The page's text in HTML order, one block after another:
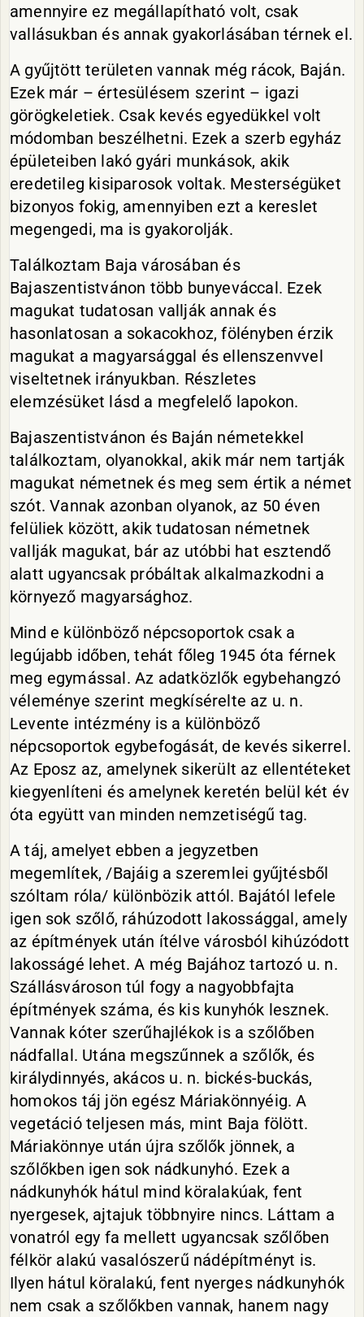
amennyire ez megállapítható volt, csak
vallásukban és annak gyakorlásában térnek el.
A gyűjtött területen vannak még rácok, Baján.
Ezek már – értesülésem szerint – igazi
görögkeletiek. Csak kevés egyedükkel volt
módomban beszélhetni. Ezek a szerb egyház
épületeiben lakó gyári munkások, akik
eredetileg kisiparosok voltak. Mesterségüket
bizonyos fokig, amennyiben ezt a kereslet
megengedi, ma is gyakorolják.
Találkoztam Baja városában és
Bajaszentistvánon több bunyeváccal. Ezek
magukat tudatosan vallják annak és
hasonlatosan a sokacokhoz, fölényben érzik
magukat a magyarsággal és ellenszenvvel
viseltetnek irányukban. Részletes
elemzésüket lásd a megfelelő lapokon.
Bajaszentistvánon és Baján németekkel
találkoztam, olyanokkal, akik már nem tartják
magukat németnek és meg sem értik a német
szót. Vannak azonban olyanok, az 50 éven
felüliek között, akik tudatosan németnek
vallják magukat, bár az utóbbi hat esztendő
alatt ugyancsak próbáltak alkalmazkodni a
környező magyarsághoz.
Mind e különböző népcsoportok csak a
legújabb időben, tehát főleg 1945 óta férnek
meg egymással. Az adatközlők egybehangzó
véleménye szerint megkísérelte az u. n.
Levente intézmény is a különböző
népcsoportok egybefogását, de kevés sikerrel.
Az Eposz az, amelynek sikerült az ellentéteket
kiegyenlíteni és amelynek keretén belül két év
óta együtt van minden nemzetiségű tag.
A táj, amelyet ebben a jegyzetben
megemlítek, /Bajáig a szeremlei gyűjtésből
szóltam róla/ különbözik attól. Bajától lefele
igen sok szőlő, ráhúzodott lakossággal, amely
az építmények után ítélve városból kihúzódott
lakosságé lehet. A még Bajához tartozó u. n.
Szállásvároson túl fogy a nagyobbfajta
építmények száma, és kis kunyhók lesznek.
Vannak kóter szerűhajlékok is a szőlőben
nádfallal. Utána megszűnnek a szőlők, és
királydinnyés, akácos u. n. bickés-buckás,
homokos táj jön egész Máriakönnyéig. A
vegetáció teljesen más, mint Baja fölött.
Máriakönnye után újra szőlők jönnek, a
szőlőkben igen sok nádkunyhó. Ezek a
nádkunyhók hátul mind köralakúak, fent
nyergesek, ajtajuk többnyire nincs. Láttam a
vonatról egy fa mellett ugyancsak szőlőben
félkör alakú vasalószerű nádépítményt is.
Ilyen hátul köralakú, fent nyerges nádkunyhók
nem csak a szőlőkben vannak, hanem nagy